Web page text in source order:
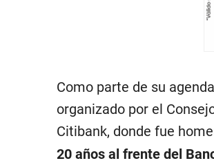
Como parte de su
organizado por el
Citibank, donde fue
20 años al frente del